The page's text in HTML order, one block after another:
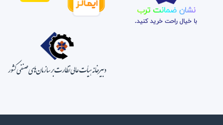
نشان ضمانت ترب
با خیال راحت خرید کنید.